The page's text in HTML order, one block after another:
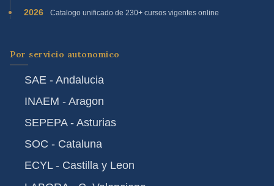
2026 Catalogo unificado de 230+ cursos vigentes online
Por servicio autonomico
SAE - Andalucia
INAEM - Aragon
SEPEPA - Asturias
SOC - Cataluna
ECYL - Castilla y Leon